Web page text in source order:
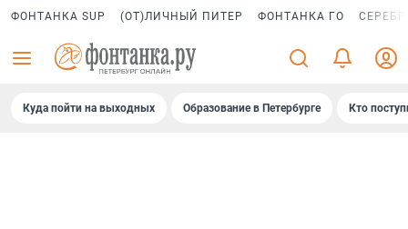
ФОНТАНКА SUP (ОТ)ЛИЧНЫЙ ПИТЕР ФОНТАНКА ГО
Куда пойти на выходных Образование в Петербурге Кто